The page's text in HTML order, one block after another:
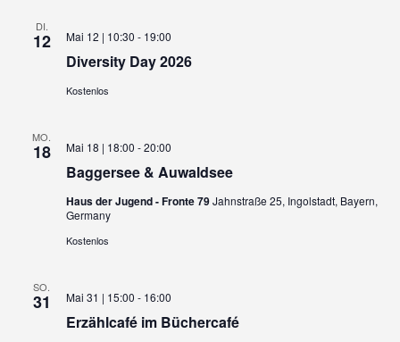
DI.
12
Diversity Day 2026
Mai 12 | 10:30 - 19:00
Kostenlos
MO.
18
Baggersee & Auwaldsee
Mai 18 | 18:00 -20:00
Haus der Jugend - Fronte 79Jahnstraße 25, Ingolstadt, Bayern,
Germany
Kostenlos
SO.
31
Erzählcafé im Büchercafé
Mai 31 | 15:00 - 16:00